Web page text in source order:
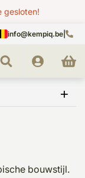
gesloten!
info@kempiq.be
bouwstijl.